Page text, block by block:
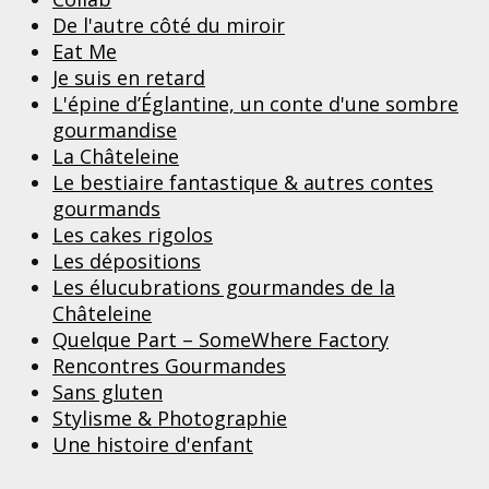
De l'autre côté du miroir
Eat Me
Je suis en retard
L'épine d’Églantine, un conte d'une sombre
gourmandise
La Châteleine
Le bestiaire fantastique & autres contes
gourmands
Les cakes rigolos
Les dépositions
Les élucubrations gourmandes de la
Châteleine
Quelque Part – SomeWhere Factory
Rencontres Gourmandes
Sans gluten
Stylisme & Photographie
Une histoire d'enfant